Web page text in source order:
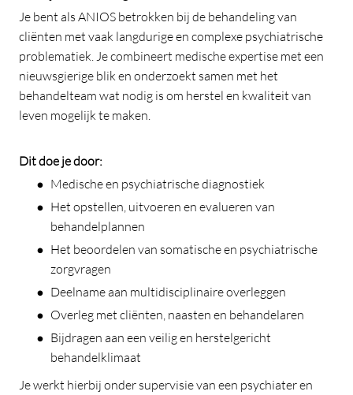
Je bent als ANIOS betrokken bij de behandeling van
cliënten met vaak langdurige en complexe psychiatrische
problematiek. Je combineert medische expertise met een
nieuwsgierige blik en onderzoekt samen met het
behandelteam wat nodig is om herstel en kwaliteit van
leven mogelijk te maken.
Dit doe je door:
Medische en psychiatrische diagnostiek
Het opstellen, uitvoeren en evalueren van
behandelplannen
Het beoordelen van somatische en psychiatrische
zorgvragen
Deelname aan multidisciplinaire overleggen
Overleg met cliënten, naasten en behandelaren
Bijdragen aan een veilig en herstelgericht
behandelklimaat
Je werkt hierbij onder supervisie van een psychiater en